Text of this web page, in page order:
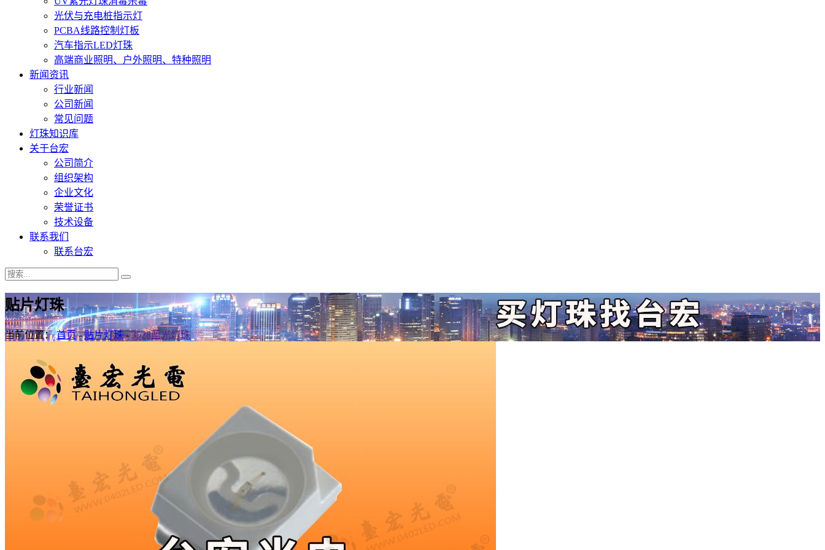
光伏与充电桩指示灯
PCBA线路控制灯板
汽车指示LED灯珠
高端商业照明、户外照明、特种照明
新闻资讯
行业新闻
公司新闻
常见问题
灯珠知识库
关于台宏
公司简介
组织架构
企业文化
荣誉证书
技术设备
联系我们
联系台宏
贴片灯珠
当前位置：首页-贴片灯珠-3528蓝光灯珠